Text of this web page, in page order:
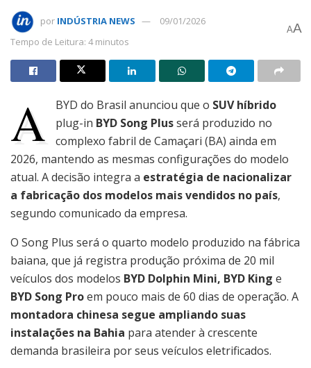
por INDÚSTRIA NEWS
09/01/2026
Tempo de Leitura: 4 minutos
AA
A BYD do Brasil anunciou que o SUV híbrido
plug-in BYD Song Plusserá produzido no
complexo fabril de Camaçari (BA) ainda em
2026, mantendo as mesmas configurações do modelo
atual. A decisão integra a estratégia de nacionalizar
a fabricação dos modelos mais vendidos no país,
segundo comunicado da empresa.
O Song Plus será o quarto modelo produzido na fábrica
baiana, que já registra produção próxima de 20 mil
veículos dos modelos BYD Dolphin Mini, BYD King e
BYD Song Proem pouco mais de 60 dias de operação. A
montadora chinesa segue ampliando suas
instalações na Bahia para atender à crescente
demanda brasileira por seus veículos eletrificados.